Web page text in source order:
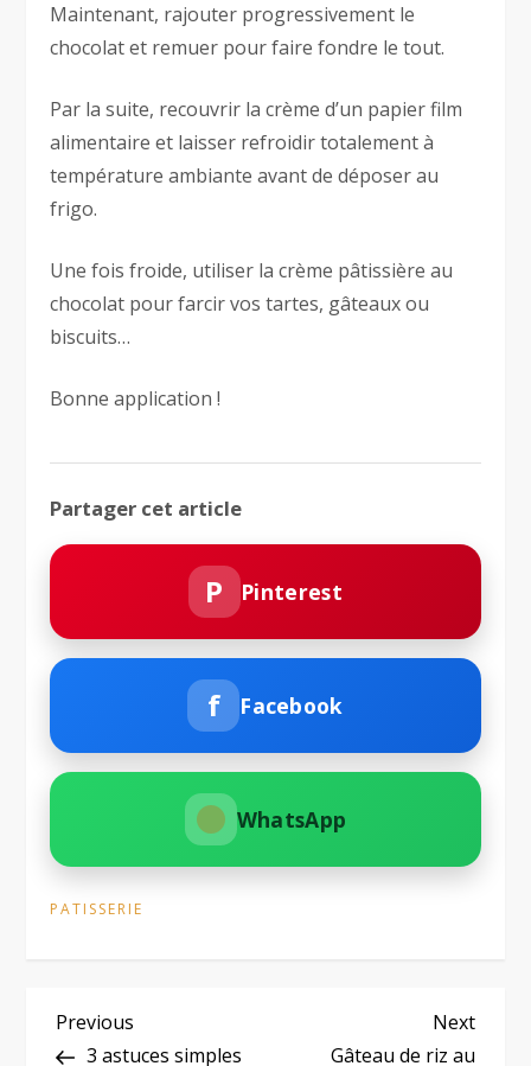
Maintenant, rajouter progressivement le
chocolat et remuer pour faire fondre le tout.
Par la suite, recouvrir la crème d’un papier film
alimentaire et laisser refroidir totalement à
température ambiante avant de déposer au
frigo.
Une fois froide, utiliser la crème pâtissière au
chocolat pour farcir vos tartes, gâteaux ou
biscuits…
Bonne application !
Partager cet article
P Pinterest
f Facebook
WhatsApp
PATISSERIE
N
Previous
Post
Previous
3 astuces simples
Next
Post
Next
Gâteau de riz au